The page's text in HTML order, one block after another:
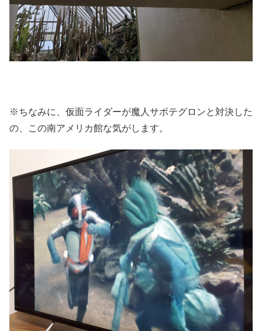
※ちなみに、仮面ライダーが魔人サボテグロンと対決した
の、この南アメリカ館な気がします。